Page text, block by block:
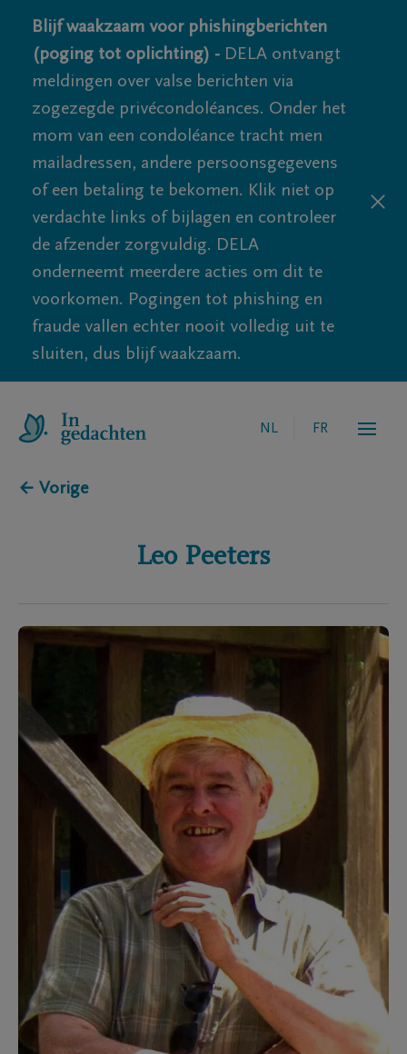
Blijf waakzaam voor phishingberichten
(poging tot oplichting) - DELA ontvangt
meldingen over valse berichten via
zogezegde privécondoléances. Onder het
mom van een condoléance tracht men
mailadressen, andere persoonsgegevens
of een betaling te bekomen. Klik niet op
verdachte links of bijlagen en controleer
de afzender zorgvuldig. DELA
onderneemt meerdere acties om dit te
voorkomen. Pogingen tot phishing en
fraude vallen echter nooit volledig uit te
sluiten, dus blijf waakzaam.
NL FR
← Vorige
Leo Peeters